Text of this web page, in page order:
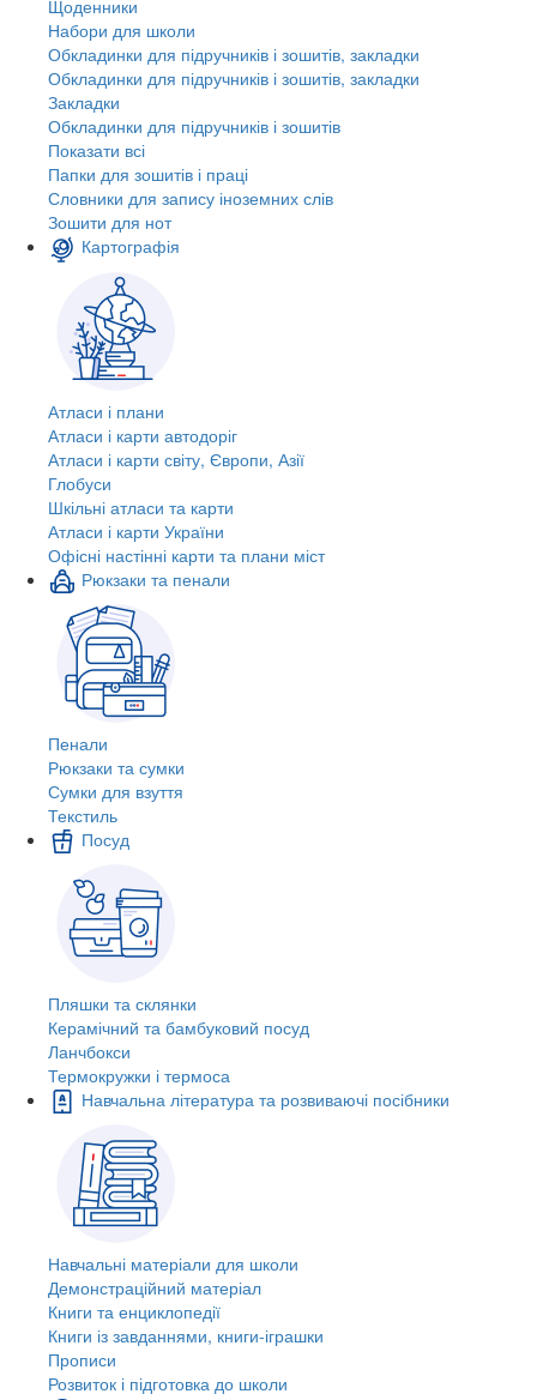
Щоденники
Набори для школи
Обкладинки для підручників і зошитів, закладки
Обкладинки для підручників і зошитів, закладки
Закладки
Обкладинки для підручників і зошитів
Показати всі
Папки для зошитів і праці
Словники для запису іноземних слів
Зошити для нот
Картографія
Атласи і плани
Атласи і карти автодоріг
Атласи і карти світу, Європи, Азії
Глобуси
Шкільні атласи та карти
Атласи і карти України
Офісні настінні карти та плани міст
Рюкзаки та пенали
Пенали
Рюкзаки та сумки
Сумки для взуття
Текстиль
Посуд
Пляшки та склянки
Керамічний та бамбуковий посуд
Ланчбокси
Термокружки і термоса
Навчальна література та розвиваючі посібники
Навчальні матеріали для школи
Демонстраційний матеріал
Книги та енциклопедії
Книги із завданнями, книги-іграшки
Прописи
Розвиток і підготовка до школи